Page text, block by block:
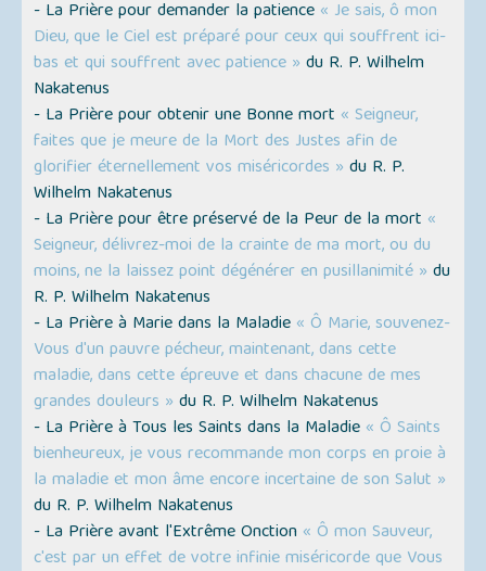
- La Prière pour demander la patience « Je sais, ô mon
Dieu, que le Ciel est préparé pour ceux qui souffrent ici-
bas et qui souffrent avec patience » du R. P. Wilhelm
Nakatenus
- La Prière pour obtenir une Bonne mort « Seigneur,
faites que je meure de la Mort des Justes afin de
glorifier éternellement vos miséricordes » du R. P.
Wilhelm Nakatenus
- La Prière pour être préservé de la Peur de la mort «
Seigneur, délivrez-moi de la crainte de ma mort, ou du
moins, ne la laissez point dégénérer en pusillanimité » du
R. P. Wilhelm Nakatenus
- La Prière à Marie dans la Maladie « Ô Marie, souvenez-
Vous d'un pauvre pécheur, maintenant, dans cette
maladie, dans cette épreuve et dans chacune de mes
grandes douleurs » du R. P. Wilhelm Nakatenus
- La Prière à Tous les Saints dans la Maladie « Ô Saints
bienheureux, je vous recommande mon corps en proie à
la maladie et mon âme encore incertaine de son Salut »
du R. P. Wilhelm Nakatenus
- La Prière avant l'Extrême Onction « Ô mon Sauveur,
c'est par un effet de votre infinie miséricorde que Vous